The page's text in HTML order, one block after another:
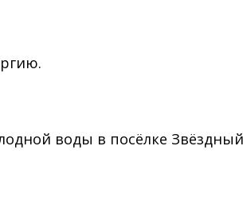
воды в посёлке